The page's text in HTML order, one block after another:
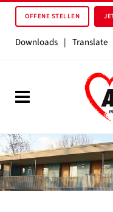
OFFENE STELLEN
Downloads | Translate